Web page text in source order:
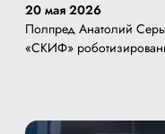
20 мая 2026
Полпред Анатолий
«СКИФ»